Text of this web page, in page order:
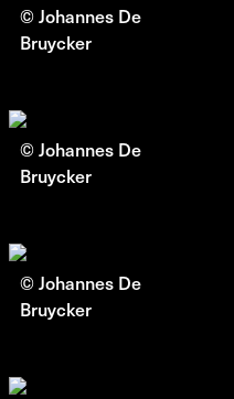
© Johannes De
Bruycker
© Johannes De
Bruycker
© Johannes De
Bruycker